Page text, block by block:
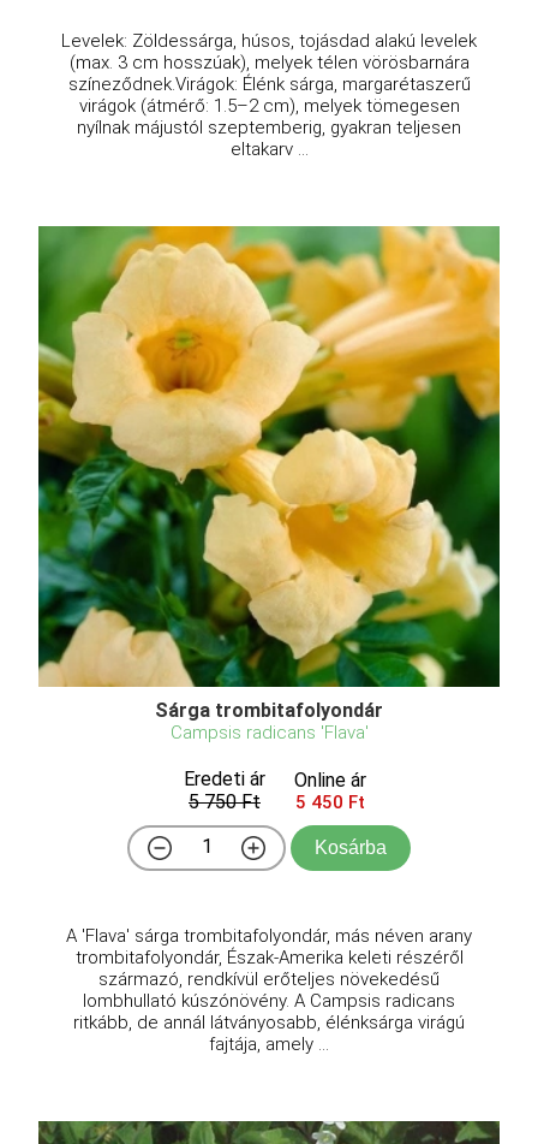
Levelek: Zöldessárga, húsos, tojásdad alakú levelek
(max. 3 cm hosszúak), melyek télen vörösbarnára
színeződnek.Virágok: Élénk sárga, margarétaszerű
virágok (átmérő: 1.5–2 cm), melyek tömegesen
nyílnak májustól szeptemberig, gyakran teljesen
eltakarv ...
Sárga trombitafolyondár
Campsis radicans 'Flava'
Eredeti ár
5 750 Ft
Online ár
5 450 Ft
Kosárba
A 'Flava' sárga trombitafolyondár, más néven arany
trombitafolyondár, Észak-Amerika keleti részéről
származó, rendkívül erőteljes növekedésű
lombhullató kúszónövény. A Campsis radicans
ritkább, de annál látványosabb, élénksárga virágú
fajtája, amely ...